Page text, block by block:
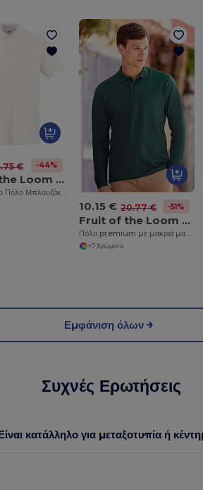
€ -44%
Fruit of the Loom SS255
10.15 € 20.77 € -51%
Fruit of the Loom SS258
Πόλο premium με μακριά μανίκια
+7 Χρώματα
Εμφάνιση όλων
Συχνές Ερωτήσεις
κατάλληλο για μεταξοτυπία ή